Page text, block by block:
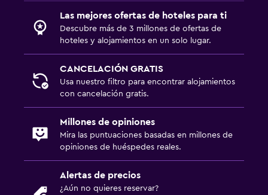
Limpieza diaria
Cámaras CCTV en zonas comunes
Cámaras CCTV en el exterior
Mosquitera
Estacionamiento y transporte
Traslado aeropuerto
Estacionamiento privado
Las mejores ofertas de hoteles para ti
Descubre más de 3 millones de ofertas de
hoteles y alojamientos en un solo lugar.
CANCELACIÓN GRATIS
Usa nuestro filtro para encontrar alojamientos
con cancelación gratis.
Millones de opiniones
Mira las puntuaciones basadas en millones de
opiniones de huéspedes reales.
Alertas de precios
¿Aún no quieres reservar?